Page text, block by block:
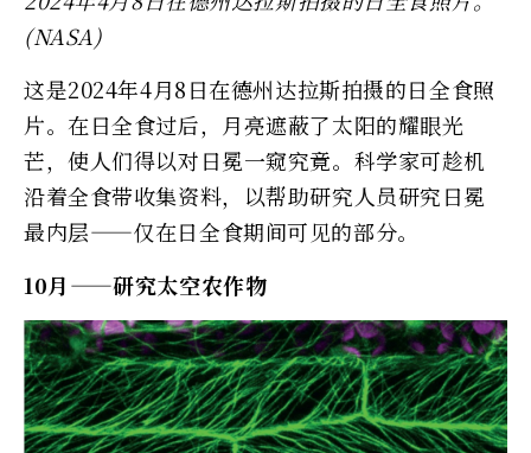
(NASA)
这是2024年4月8日在德州达拉斯拍摄的日全食照
片。在日全食过后，月亮遮蔽了太阳的耀眼光
芒，使人们得以对日冕一窥究竟。科学家可趁机
沿着全食带收集资料，以帮助研究人员研究日冕
最内层——仅在日全食期间可见的部分。
10月——研究太空农作物